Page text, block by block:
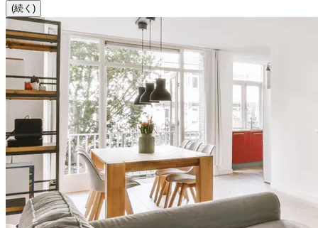
(続く)